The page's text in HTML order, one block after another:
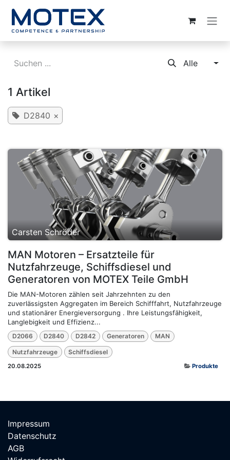
Alle
1 Artikel
D2840 ×
Carsten Schröder
MAN Motoren – Ersatzteile für
Nutzfahrzeuge, Schiffsdiesel und
Generatoren von MOTEX Teile GmbH
Die MAN-Motoren zählen seit Jahrzehnten zu den
zuverlässigsten Aggregaten im Bereich Schifffahrt, Nutzfahrzeuge
und stationärer Energieversorgung . Ihre Leistungsfähigkeit,
Langlebigkeit und Effizienz...
D2066 D2840 D2842 Generatoren MAN
Nutzfahrzeuge Schiffsdiesel
20.08.2025 Produkte
Impressum
Datenschutz
AGB